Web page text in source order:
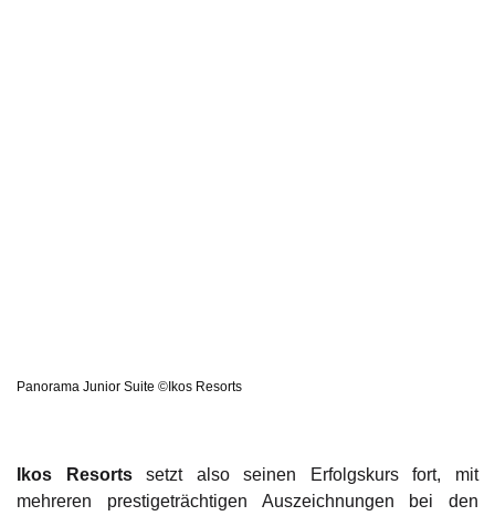
Panorama Junior Suite ©Ikos Resorts
Ikos Resortssetzt also seinen Erfolgskurs fort, mit
mehreren prestigeträchtigen Auszeichnungen bei den